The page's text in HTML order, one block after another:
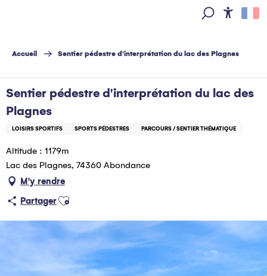
principal
Accueil Sentier pédestre d'interprétation du lac des Plagnes
Sentier pédestre d'interprétation du lac des
Plagnes
LOISIRS SPORTIFS SPORTS PÉDESTRES PARCOURS / SENTIER THÉMATIQUE
Altitude : 1179m
Lac des Plagnes, 74360 Abondance
M'y rendre
PartagerAjouter aux favoris